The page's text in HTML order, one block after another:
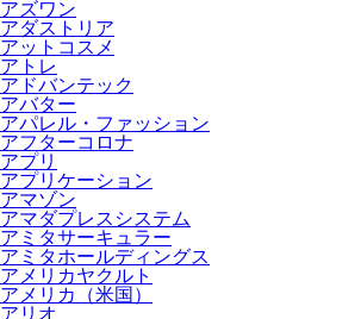
アズワン
アダストリア
アットコスメ
アトレ
アドバンテック
アバター
アパレル・ファッション
アフターコロナ
アプリ
アプリケーション
アマゾン
アマダプレスシステム
アミタサーキュラー
アミタホールディングス
アメリカヤクルト
アメリカ（米国）
アリオ